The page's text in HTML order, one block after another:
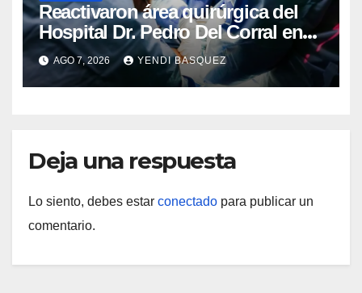
Reactivaron área quirúrgica del
Hospital Dr. Pedro Del Corral en
Guárico
AGO 7, 2026 YENDI BASQUEZ
Deja una respuesta
Lo siento, debes estar conectado para publicar un
comentario.